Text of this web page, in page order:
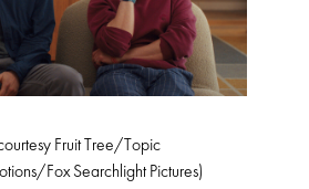
Fruit Tree/Topic
Fox Searchlight Pictures)